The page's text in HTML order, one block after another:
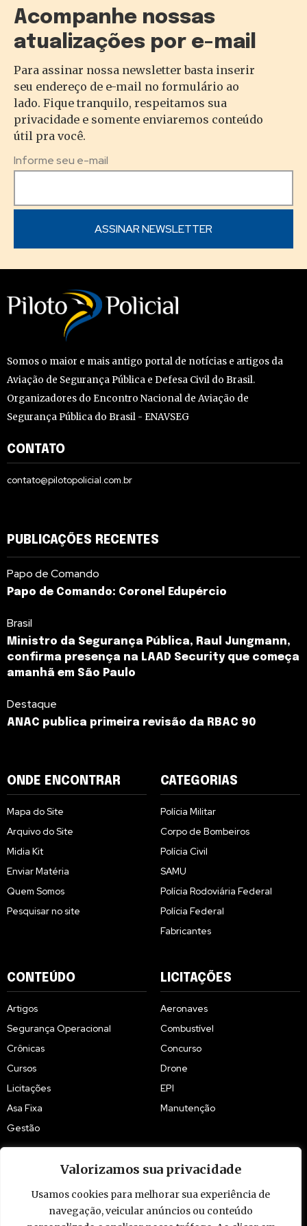
Valorizamos sua privacidade
Usamos cookies para melhorar sua experiência de
navegação, veicular anúncios ou conteúdo
Acompanhe nossas
atualizações por e-mail
Para assinar nossa newsletter basta inserir
seu endereço de e-mail no formulário ao
lado. Fique tranquilo, respeitamos sua
privacidade e somente enviaremos conteúdo
útil pra você.
Informe seu e-mail
Somos o maior e mais antigo portal de notícias e artigos da
Aviação de Segurança Pública e Defesa Civil do Brasil.
Organizadores do Encontro Nacional de Aviação de
Segurança Pública do Brasil - ENAVSEG
CONTATO
contato@pilotopolicial.com.br
PUBLICAÇÕES RECENTES
Papo de Comando
Papo de Comando: Coronel Edupércio
Brasil
Ministro da Segurança Pública, Raul Jungmann,
confirma presença na LAAD Security que começa
amanhã em São Paulo
Destaque
ANAC publica primeira revisão da RBAC 90
ONDE ENCONTRAR
Mapa do Site
Arquivo do Site
Midia Kit
Enviar Matéria
Quem Somos
Pesquisar no site
CATEGORIAS
Polícia Militar
Corpo de Bombeiros
Polícia Civil
SAMU
Polícia Rodoviária Federal
Polícia Federal
Fabricantes
CONTEÚDO
Artigos
Segurança Operacional
Crônicas
Cursos
Licitações
Asa Fixa
Gestão
LICITAÇÕES
Aeronaves
Combustível
Concurso
Drone
EPI
Manutenção
© 2009 - 2026 Piloto Policial. Todos os direitos reservados. Brasil.